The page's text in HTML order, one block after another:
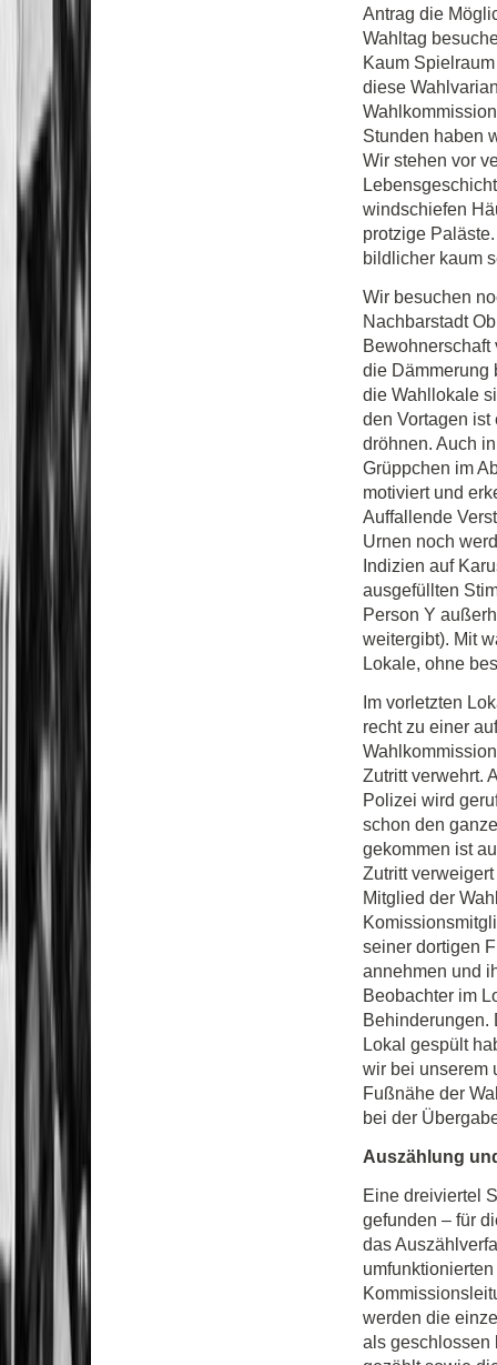
Antrag die
Wahltag
Kaum
diese
Stunden haben
Wir stehen vor
windschiefen
protzige
bildlicher kaum
Wir besuchen
Nachbarstadt
Bewohnerschaft
die Dämmerung
die Wahllokale
den Vortagen ist
dröhnen. Auch
Grüppchen im
motiviert und
Auffallende
Urnen noch
Indizien auf
ausgefüllten
Person Y
weitergibt). Mit
Lokale, ohne
Im vorletzten
recht zu einer
Zutritt verwehrt.
Polizei wird
schon den
gekommen ist
Zutritt
Mitglied der
seiner dortigen
annehmen und
Beobachter im
Behinderungen.
Lokal gespült
wir bei unserem
Fußnähe der
bei der
Auszählung
Eine dreiviertel
gefunden – für
das
werden die
als geschlossen